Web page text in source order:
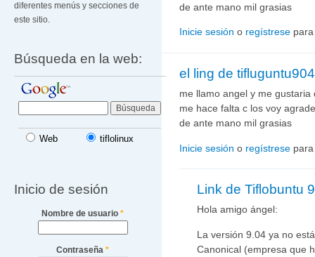
diferentes menús y secciones de
este sitio.
Búsqueda en la web:
Web tiflolinux
Inicio de sesión
Nombre de usuario *
Contraseña *
de ante mano mil grasias
Inicie sesión o regístrese
el ling de
me llamo angel y me
me hace falta c los voy
de ante mano mil grasias
Inicie sesión o regístrese
Link de Tiflobuntu
Hola amigo ángel:
La versión 9.04 ya no
Canonical (empresa que